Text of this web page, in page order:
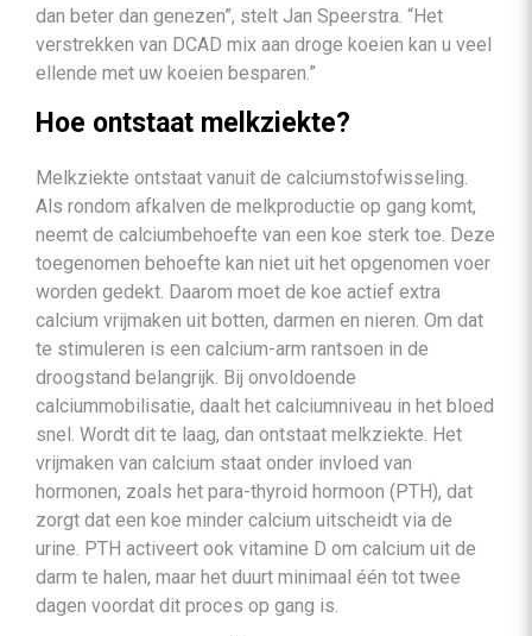
dan beter dan genezen”, stelt Jan Speerstra. “Het
verstrekken van DCAD mix aan droge koeien kan u veel
ellende met uw koeien besparen.”
Hoe ontstaat melkziekte?
Melkziekte ontstaat vanuit de calciumstofwisseling.
Als rondom afkalven de melkproductie op gang komt,
neemt de calciumbehoefte van een koe sterk toe. Deze
toegenomen behoefte kan niet uit het opgenomen voer
worden gedekt. Daarom moet de koe actief extra
calcium vrijmaken uit botten, darmen en nieren. Om dat
te stimuleren is een calcium-arm rantsoen in de
droogstand belangrijk. Bij onvoldoende
calciummobilisatie, daalt het calciumniveau in het bloed
snel. Wordt dit te laag, dan ontstaat melkziekte. Het
vrijmaken van calcium staat onder invloed van
hormonen, zoals het para-thyroid hormoon (PTH), dat
zorgt dat een koe minder calcium uitscheidt via de
urine. PTH activeert ook vitamine D om calcium uit de
darm te halen, maar het duurt minimaal één tot twee
dagen voordat dit proces op gang is.